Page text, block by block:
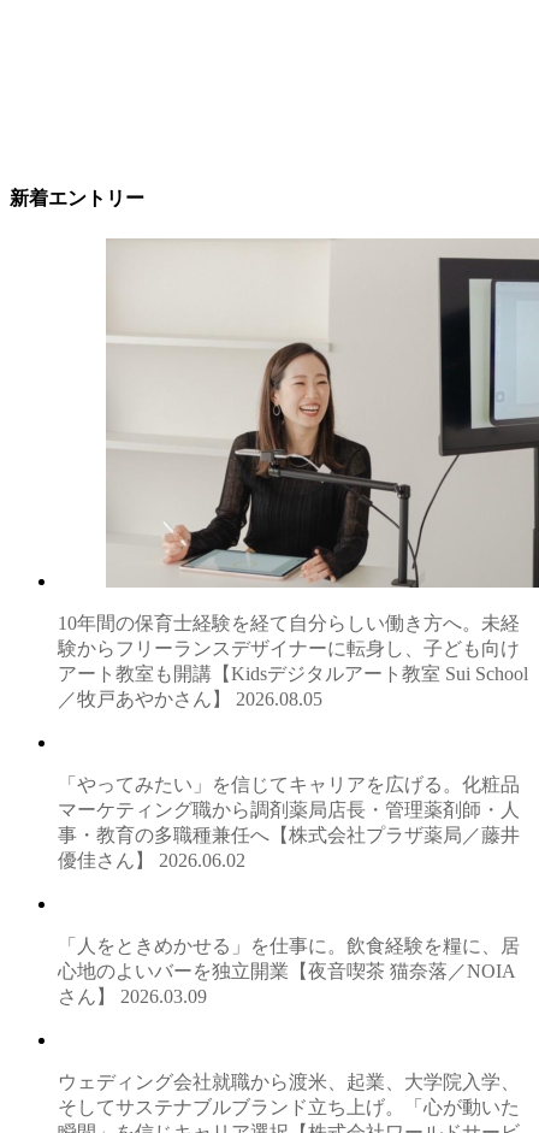
新着エントリー
10年間の保育士経験を経て自分らしい働き方へ。未経
験からフリーランスデザイナーに転身し、子ども向け
アート教室も開講【Kidsデジタルアート教室 Sui School
／牧戸あやかさん】 2026.08.05
「やってみたい」を信じてキャリアを広げる。化粧品
マーケティング職から調剤薬局店長・管理薬剤師・人
事・教育の多職種兼任へ【株式会社プラザ薬局／藤井
優佳さん】 2026.06.02
「人をときめかせる」を仕事に。飲食経験を糧に、居
心地のよいバーを独立開業【夜音喫茶 猫奈落／NOIA
さん】 2026.03.09
ウェディング会社就職から渡米、起業、大学院入学、
そしてサステナブルブランド立ち上げ。「心が動いた